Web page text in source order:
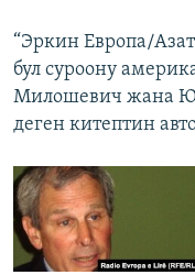
“Эркин Европа/
бул суроону
Милошевич жана
деген китептин